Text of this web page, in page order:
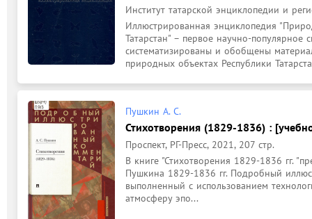
Институт татарской энциклопедии и
Иллюстрированная энциклопедия
Татарстан" – первое научно-популярное
систематизированы и обобщены
природных объектах Республики
Пушкин А. С.
Стихотворения (1829-1836) :
Проспект, РГ-Пресс, 2021, 207 стр.
В книге "Стихотворения 1829-1836 гг.
Пушкина 1829-1836 гг. Подробный
выполненный с использованием
атмосферу эпо...